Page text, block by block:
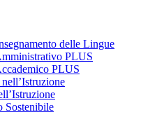
delle Lingue
PLUS
PLUS
Sostenibile